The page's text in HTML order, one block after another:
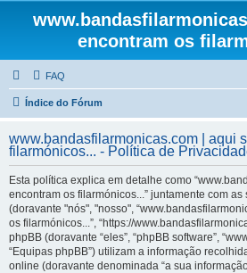
encontram os
FAQ
Índice do Fórum
www.bandasfilarmonicas.com | aqui
filarmónicos... - Política de
Esta política explica em detalhe como
encontram os filarmónicos...” juntamente com
(doravante "nós", "nosso",
os filarmónicos...”, “https://
phpBB (doravante “eles”, “phpBB software”,
“Equipas phpBB”) utilizam a informação
online (doravante denominada “a sua